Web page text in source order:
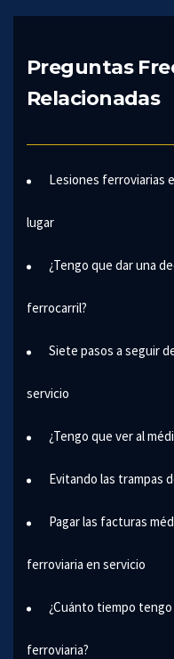
Preguntas
Relacionadas
Lesiones ferroviarias
lugar
¿Tengo que dar una
ferrocarril?
Siete pasos a seguir
servicio
¿Tengo que ver al
Evitando las trampas
Pagar las facturas
ferroviaria en servicio
¿Cuánto tiempo
ferroviaria?